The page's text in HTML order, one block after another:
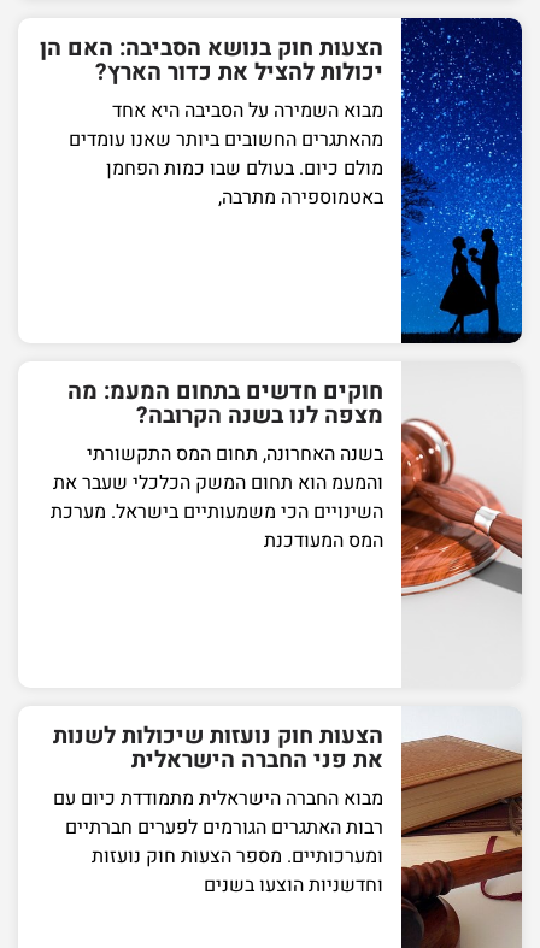
הצעות חוק בנושא הסביבה: האם הן
יכולות להציל את כדור הארץ?
מבוא השמירה על הסביבה היא אחד
מהאתגרים החשובים ביותר שאנו עומדים
מולם כיום. בעולם שבו כמות הפחמן
באטמוספירה מתרבה,
חוקים חדשים בתחום המעמ: מה
מצפה לנו בשנה הקרובה?
בשנה האחרונה, תחום המס התקשורתי
והמעמ הוא תחום המשק הכלכלי שעבר את
השינויים הכי משמעותיים בישראל. מערכת
המס המעודכנת
הצעות חוק נועזות שיכולות לשנות
את פני החברה הישראלית
מבוא החברה הישראלית מתמודדת כיום עם
רבות האתגרים הגורמים לפערים חברתיים
ומערכותיים. מספר הצעות חוק נועזות
וחדשניות הוצעו בשנים